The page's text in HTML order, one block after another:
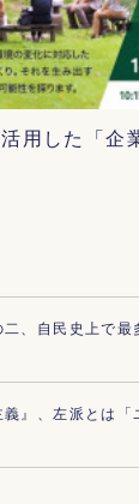
用した「企
、自民史上で
』、左派とは